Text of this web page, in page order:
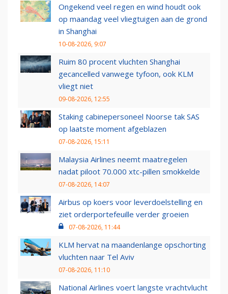
Ongekend veel regen en wind houdt ook
op maandag veel vliegtuigen aan de grond
in Shanghai
10-08-2026, 9:07
Ruim 80 procent vluchten Shanghai
gecancelled vanwege tyfoon, ook KLM
vliegt niet
09-08-2026, 12:55
Staking cabinepersoneel Noorse tak SAS
op laatste moment afgeblazen
07-08-2026, 15:11
Malaysia Airlines neemt maatregelen
nadat piloot 70.000 xtc-pillen smokkelde
07-08-2026, 14:07
Airbus op koers voor leverdoelstelling en
ziet orderportefeuille verder groeien
07-08-2026, 11:44
KLM hervat na maandenlange opschorting
vluchten naar Tel Aviv
07-08-2026, 11:10
National Airlines voert langste vrachtvlucht